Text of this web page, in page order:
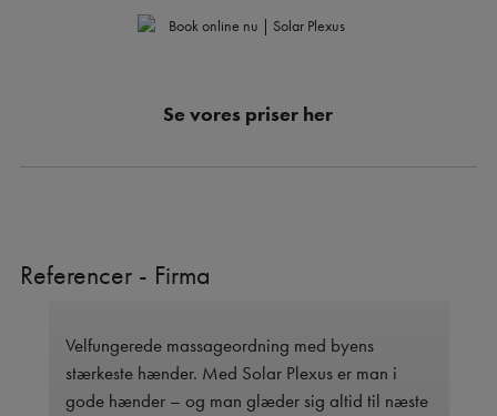
Se vores priser her
Referencer - Firma
Velfungerede massageordning med byens
stærkeste hænder. Med Solar Plexus er man i
gode hænder – og man glæder sig altid til næste